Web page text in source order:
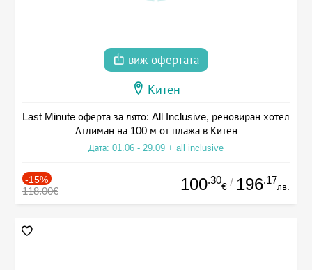
виж офертата
Китен
Last Minute оферта за лято: All Inclusive, реновиран хотел
Атлиман на 100 м от плажа в Китен
Дата: 01.06 - 29.09 + all inclusive
-15%
118.00€ 100.30
€ / 196.17
лв.